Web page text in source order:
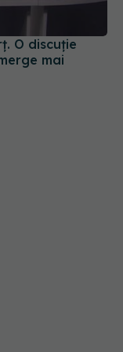
O discuție
mai